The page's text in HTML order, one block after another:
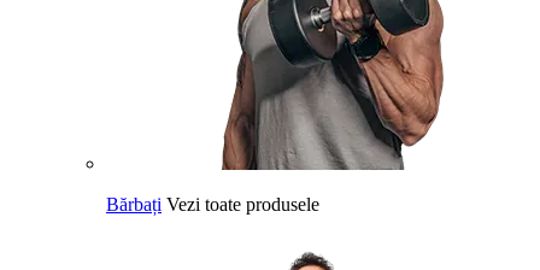
Bărbați Vezi toate produsele